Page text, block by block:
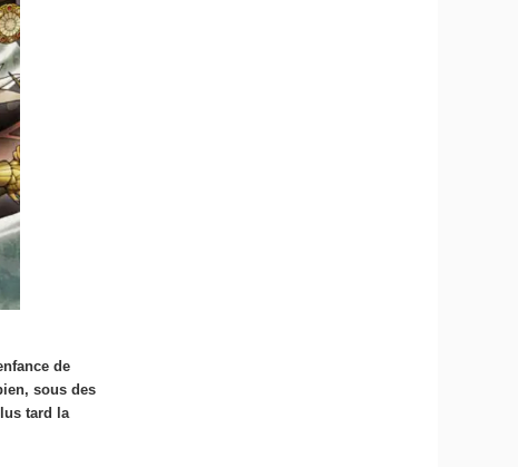
de
sous des
tard la